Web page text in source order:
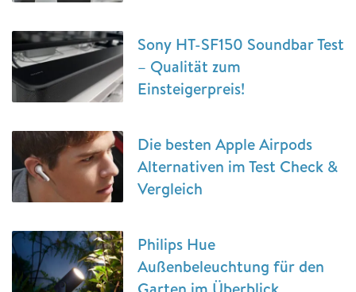
Sony HT-SF150 Soundbar Test
– Qualität zum
Einsteigerpreis!
Die besten Apple Airpods
Alternativen im Test Check &
Vergleich
Philips Hue
Außenbeleuchtung für den